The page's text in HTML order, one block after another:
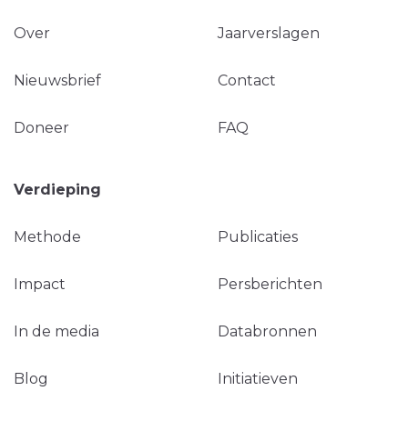
Over Jaarverslagen
Nieuwsbrief Contact
Doneer FAQ
Verdieping
Methode Publicaties
Impact Persberichten
In de media Databronnen
Blog Initiatieven